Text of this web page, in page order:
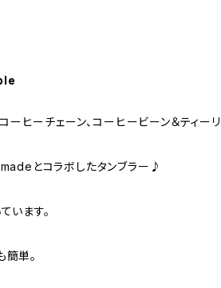
ヒーチェーン、コーヒービーン＆ティー
とコラボしたタンブラー♪
います。
単。